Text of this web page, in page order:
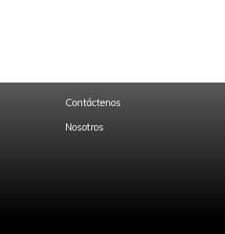
Contáctenos
Nosotros